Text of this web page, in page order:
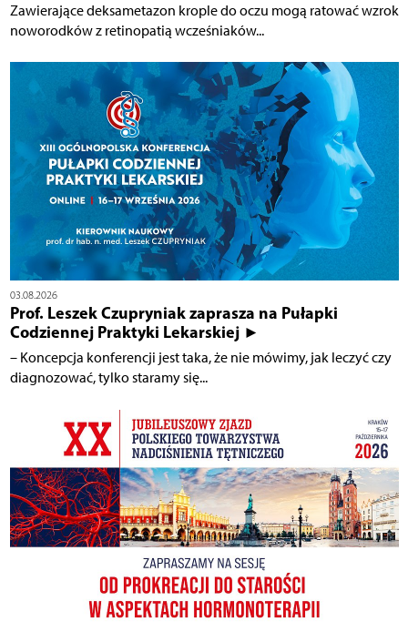
Zawierające deksametazon krople do oczu mogą ratować wzrok
noworodków z retinopatią wcześniaków...
03.08.2026
Prof. Leszek Czupryniak zaprasza na Pułapki
Codziennej Praktyki Lekarskiej ►
– Koncepcja konferencji jest taka, że nie mówimy, jak leczyć czy
diagnozować, tylko staramy się...